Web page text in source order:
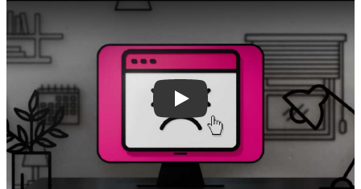
Play Video: Die Telekom drosselt das Netz. Tun wir etwas